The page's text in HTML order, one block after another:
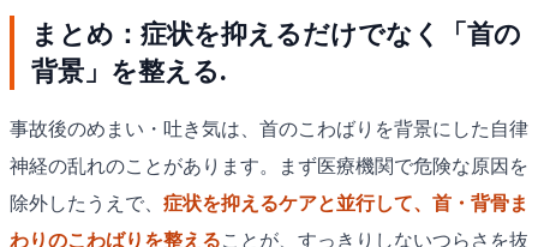
まとめ：症状を抑えるだけでなく「首の
背景」を整える.
事故後のめまい・吐き気は、首のこわばりを背景にした自律
神経の乱れのことがあります。まず医療機関で危険な原因を
除外したうえで、 症状を抑えるケアと並行して、首・背骨ま
わりのこわばりを整えることが、すっきりしないつらさを抜